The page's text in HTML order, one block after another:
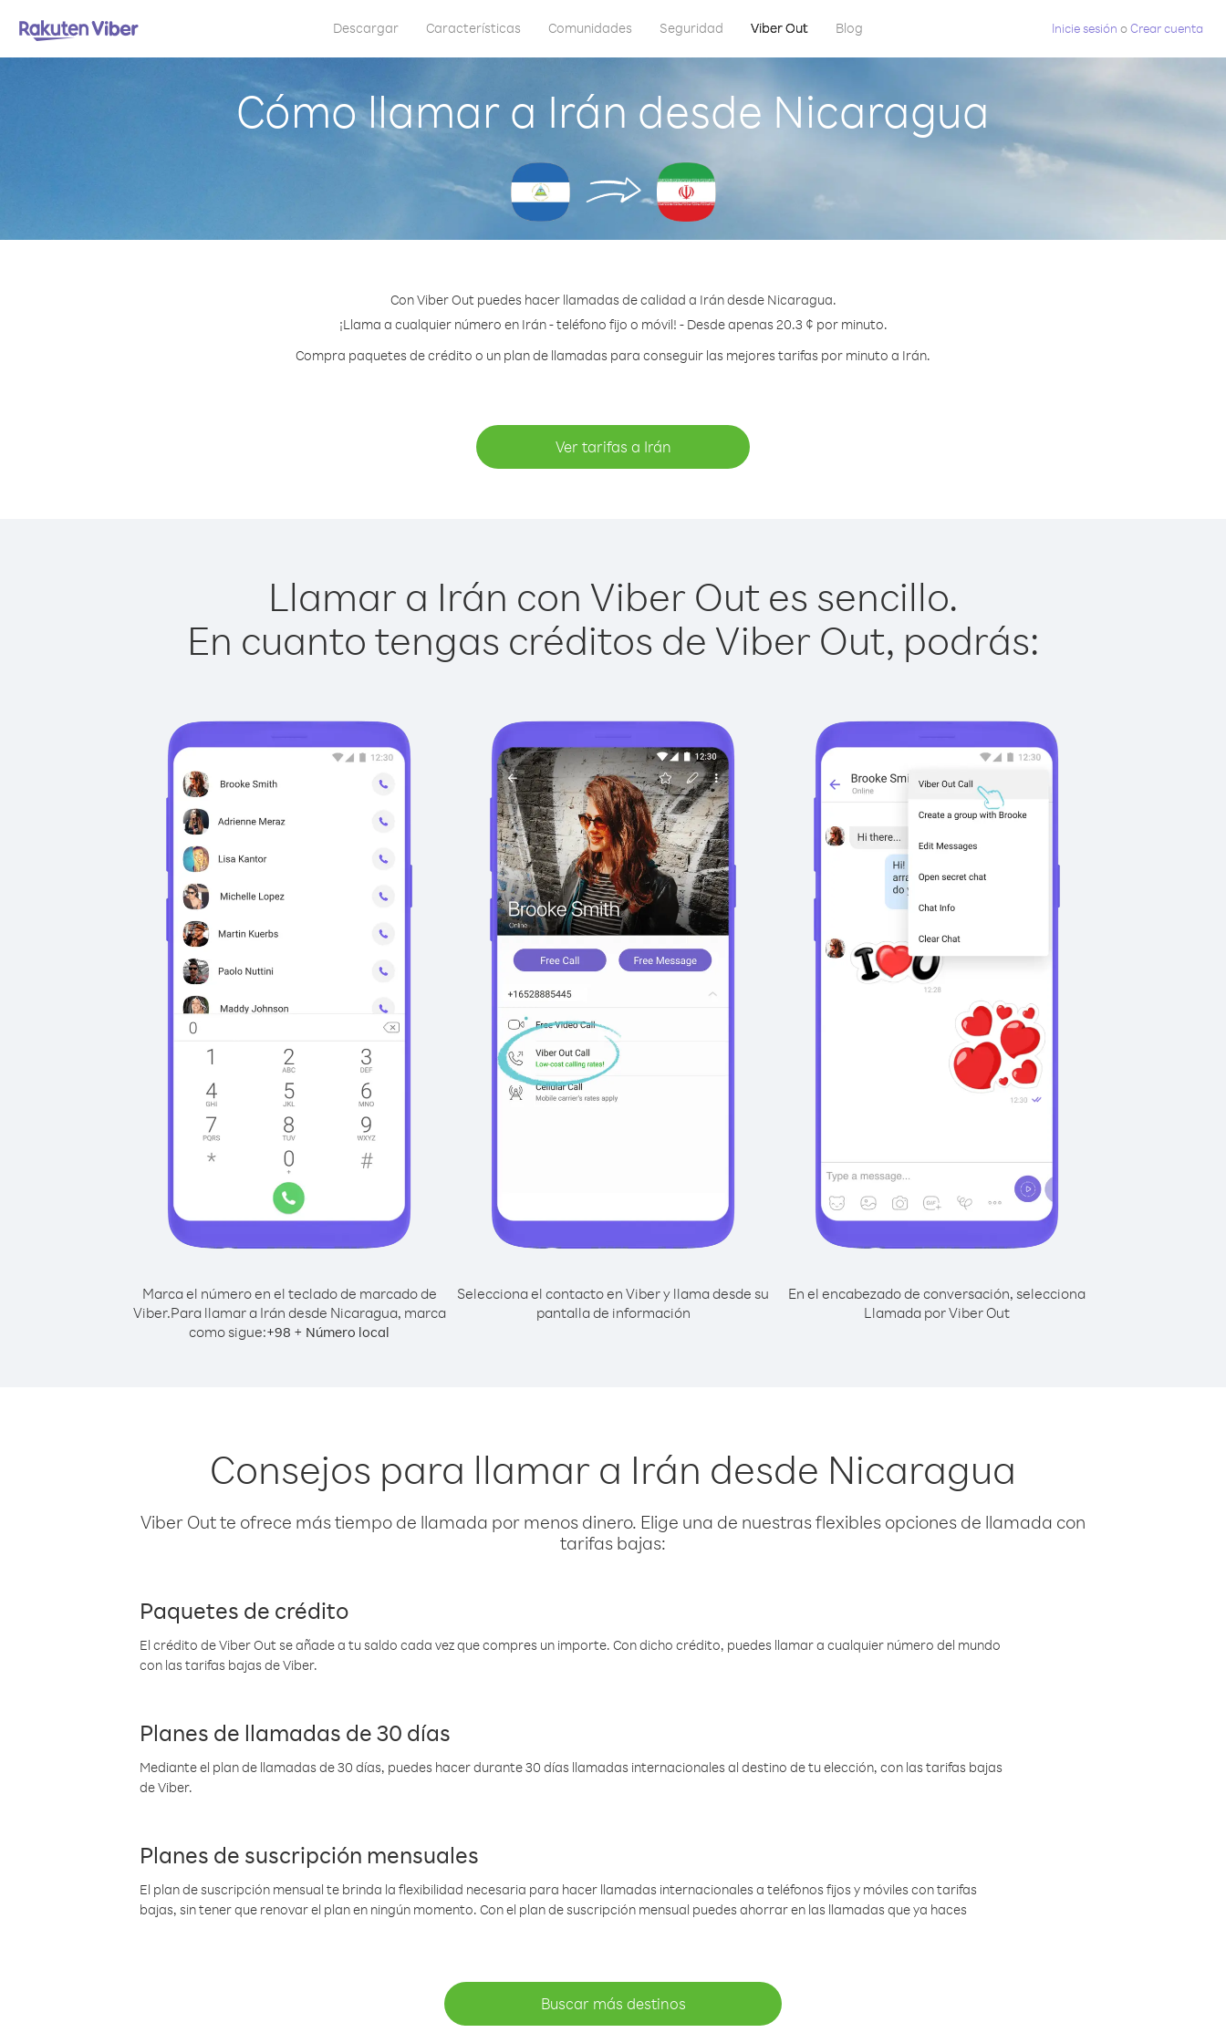
Descargar Características Comunidades Seguridad Viber Out Blog Inicie sesión oCrear cuenta
Cómo llamar a Irán desde Nicaragua
Con Viber Out puedes hacer llamadas de calidad a Irán desde Nicaragua.
¡Llama a cualquier número en Irán - teléfono fijo o móvil! - Desde apenas 20.3 ¢ por minuto.
Compra paquetes de crédito o un plan de llamadas para conseguir las mejores tarifas por minuto a Irán.
Ver tarifas a Irán
Llamar a Irán con Viber Out es sencillo.
En cuanto tengas créditos de Viber Out, podrás:
Marca el número en el teclado de marcado de
Viber.Para llamar a Irán desde Nicaragua, marca
como sigue:+98 + Número local
Selecciona el contacto en Viber y llama desde su
pantalla de información
En el encabezado de conversación, selecciona
Llamada por Viber Out
Consejos para llamar a Irán desde Nicaragua
Viber Out te ofrece más tiempo de llamada por menos dinero. Elige una de nuestras flexibles opciones de llamada con
tarifas bajas:
Paquetes de crédito
El crédito de Viber Out se añade a tu saldo cada vez que compres un importe. Con dicho crédito, puedes llamar a cualquier número del mundo
con las tarifas bajas de Viber.
Planes de llamadas de 30 días
Mediante el plan de llamadas de 30 días, puedes hacer durante 30 días llamadas internacionales al destino de tu elección, con las tarifas bajas
de Viber.
Planes de suscripción mensuales
El plan de suscripción mensual te brinda la flexibilidad necesaria para hacer llamadas internacionales a teléfonos fijos y móviles con tarifas
bajas, sin tener que renovar el plan en ningún momento. Con el plan de suscripción mensual puedes ahorrar en las llamadas que ya haces
Buscar más destinos